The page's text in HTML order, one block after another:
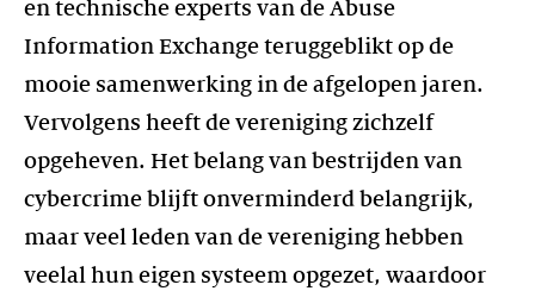
en technische experts van de Abuse
Information Exchange teruggeblikt op de
mooie samenwerking in de afgelopen jaren.
Vervolgens heeft de vereniging zichzelf
opgeheven. Het belang van bestrijden van
cybercrime blijft onverminderd belangrijk,
maar veel leden van de vereniging hebben
veelal hun eigen systeem opgezet, waardoor